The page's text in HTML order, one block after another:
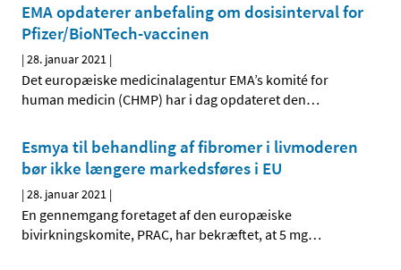
EMA opdaterer anbefaling om dosisinterval for
Pfizer/BioNTech-vaccinen
|28. januar 2021 |
Det europæiske medicinalagentur EMA’s komité for
human medicin (CHMP) har i dag opdateret den…
Esmya til behandling af fibromer i livmoderen
bør ikke længere markedsføres i EU
|28. januar 2021 |
En gennemgang foretaget af den europæiske
bivirkningskomite, PRAC, har bekræftet, at 5 mg…